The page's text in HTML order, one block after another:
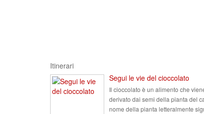
Itinerari
Segui le vie del cioccolato
Il cioccolato è un alimento che
derivato dai semi della pianta del
nome della pianta letteralmente